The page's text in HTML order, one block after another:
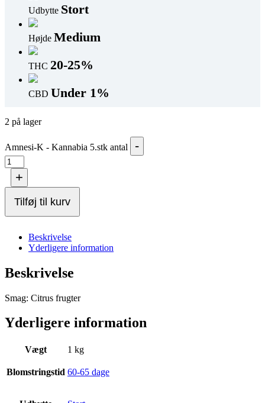
Udbytte Stort
Højde Medium
THC 20-25%
CBD Under 1%
2 på lager
Amnesi-K - Kannabia 5.stk antal -
+
Tilføj til kurv
Beskrivelse
Yderligere information
Beskrivelse
Smag: Citrus frugter
Yderligere information
Vægt 1 kg
Blomstringstid 60-65 dage